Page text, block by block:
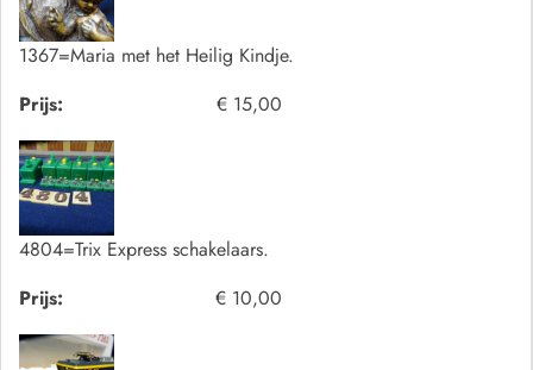
1367=Maria met het Heilig Kindje.
Prijs:
€ 15,00
4804=Trix Express schakelaars.
Prijs:
€ 10,00